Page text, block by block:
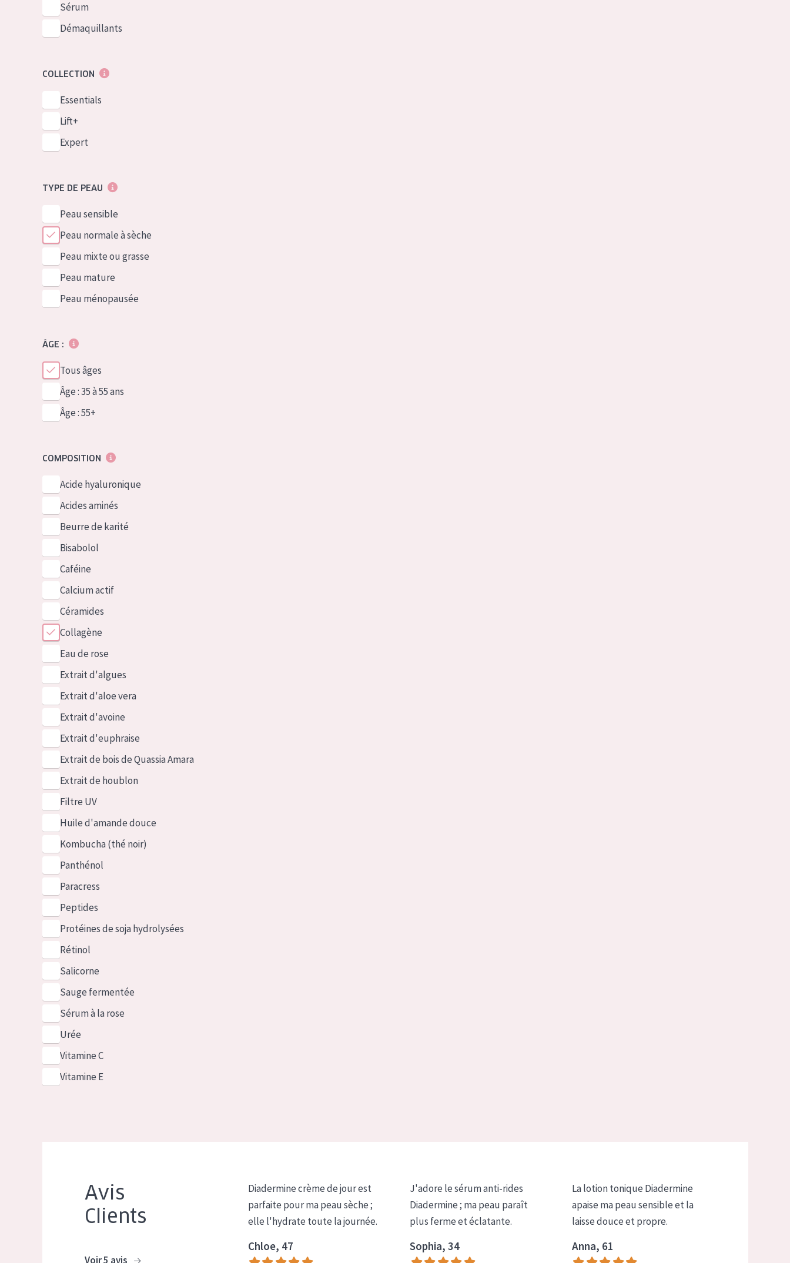
Sérum
Démaquillants
COLLECTION
Essentials
Lift+
Expert
TYPE DE PEAU
Peau sensible
Peau normale à sèche
Peau mixte ou grasse
Peau mature
Peau ménopausée
ÂGE :
Tous âges
Âge : 35 à 55 ans
Âge : 55+
COMPOSITION
Acide hyaluronique
Acides aminés
Beurre de karité
Bisabolol
Caféine
Calcium actif
Céramides
Collagène
Eau de rose
Extrait d'algues
Extrait d'aloe vera
Extrait d'avoine
Extrait d'euphraise
Extrait de bois de Quassia Amara
Extrait de houblon
Filtre UV
Huile d'amande douce
Kombucha (thé noir)
Panthénol
Paracress
Peptides
Protéines de soja hydrolysées
Rétinol
Salicorne
Sauge fermentée
Sérum à la rose
Urée
Vitamine C
Vitamine E
Avis
Clients
Voir 5 avis
Diadermine crème de jour est
parfaite pour ma peau sèche ;
elle l'hydrate toute la journée.
Chloe, 47
J'adore le sérum anti-rides
Diadermine ; ma peau paraît
plus ferme et éclatante.
Sophia, 34
La lotion tonique Diadermine
apaise ma peau sensible et la
laisse douce et propre.
Anna, 61